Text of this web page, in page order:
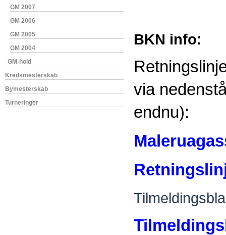
GM 2007
GM 2006
GM 2005
GM 2004
GM-hold
Kredsmesterskab
Bymesterskab
Turneringer
BKN info:
via
endnu):